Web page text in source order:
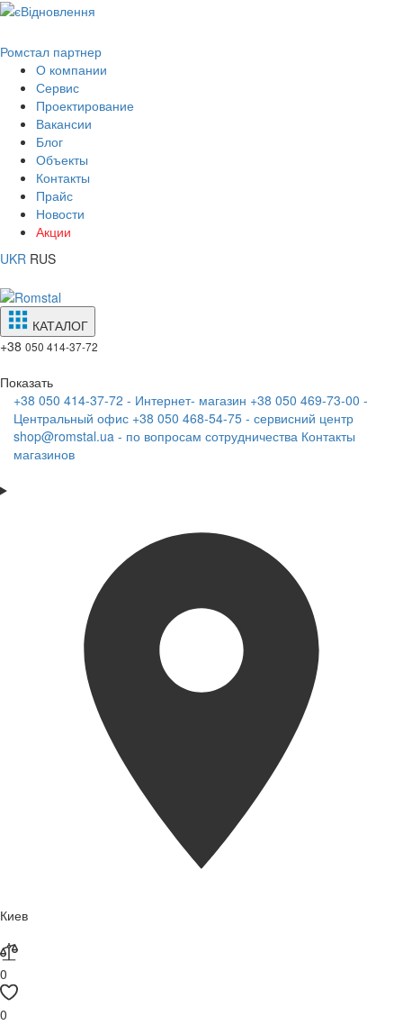
Ромстал партнер
О компании
Сервис
Проектирование
Вакансии
Блог
Объекты
Контакты
Прайс
Новости
Акции
UKR RUS
КАТАЛОГ
+38 050 414-37-72
Показать
+38 050 414-37-72 - Интернет- магазин +38 050 469-73-00 -
Центральный офис +38 050 468-54-75 - сервисний центр
shop@romstal.ua - по вопросам сотрудничества Контакты
магазинов
Киев
0
0